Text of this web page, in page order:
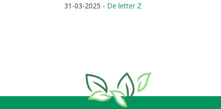
31-03-2025 - De letter Z